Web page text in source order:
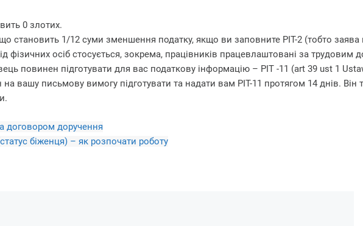
0 злотих.
1/12 суми зменшення податку, якщо ви заповните PIT-2 (тобто заява
фізичних осіб стосується, зокрема, працівників працевлаштовані за трудовим
повинен підготувати для вас податкову інформацію – PIT -11 (art 39 ust 1
вашу письмову вимогу підготувати та надати вам PIT-11 протягом 14 днів. Він
договором доручення
біженця) – як розпочати роботу